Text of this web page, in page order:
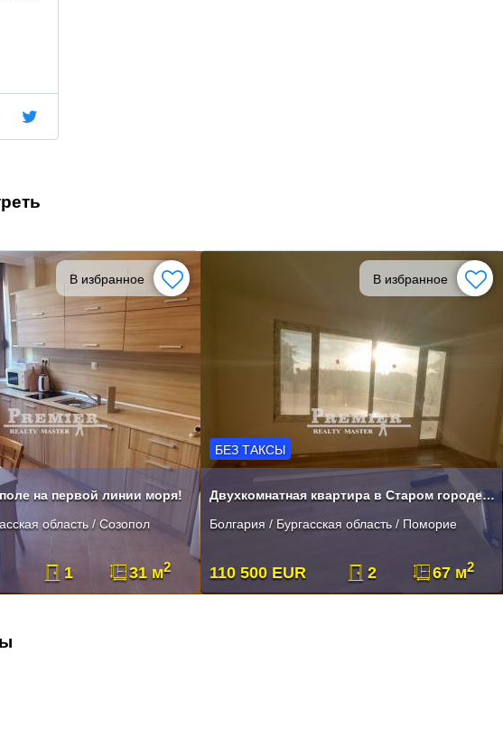
В избранное
на первой линии моря!
область / Созопол
1 31 м2
В избранное
БЕЗ ТАКСЫ
Двухкомнатная квартира в Старом городе Поморие
Болгария / Бургасская область / Поморие
110 500 EUR 2 67 м2